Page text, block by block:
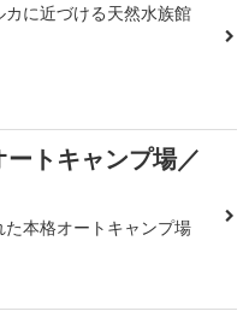
カに近づける天然水族館
トキャンプ場／
た本格オートキャンプ場